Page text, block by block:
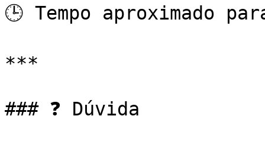
🕒 Tempo aproximado
***
### ❓ Dúvida